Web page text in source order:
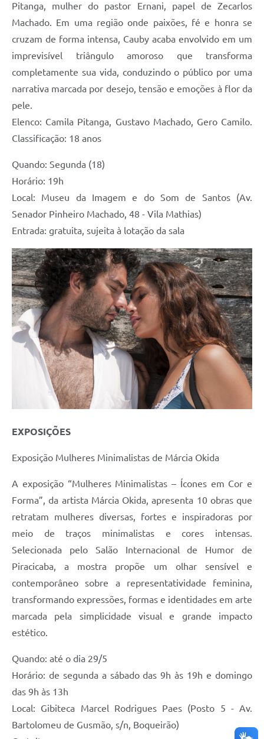
Pitanga, mulher do pastor Ernani, papel de Zecarlos
Machado. Em uma região onde paixões, fé e honra se
cruzam de forma intensa, Cauby acaba envolvido em um
imprevisível triângulo amoroso que transforma
completamente sua vida, conduzindo o público por uma
narrativa marcada por desejo, tensão e emoções à flor da
pele.
Elenco: Camila Pitanga, Gustavo Machado, Gero Camilo.
Classificação: 18 anos
Quando: Segunda (18)
Horário: 19h
Local: Museu da Imagem e do Som de Santos (Av.
Senador Pinheiro Machado, 48 - Vila Mathias)
Entrada: gratuita, sujeita à lotação da sala
EXPOSIÇÕES
Exposição Mulheres Minimalistas de Márcia Okida
A exposição “Mulheres Minimalistas – Ícones em Cor e
Forma”, da artista Márcia Okida, apresenta 10 obras que
retratam mulheres diversas, fortes e inspiradoras por
meio de traços minimalistas e cores intensas.
Selecionada pelo Salão Internacional de Humor de
Piracicaba, a mostra propõe um olhar sensível e
contemporâneo sobre a representatividade feminina,
transformando expressões, formas e identidades em arte
marcada pela simplicidade visual e grande impacto
estético.
Quando: até o dia 29/5
Horário: de segunda a sábado das 9h às 19h e domingo
das 9h às 13h
Local: Gibiteca Marcel Rodrigues Paes (Posto 5 - Av.
Bartolomeu de Gusmão, s/n, Boqueirão)